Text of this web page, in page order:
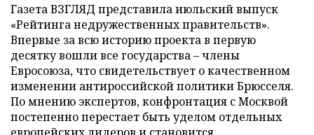
Газета ВЗГЛЯД представила июльский выпуск
«Рейтинга недружественных правительств».
Впервые за всю историю проекта в первую
десятку вошли все государства – члены
Евросоюза, что свидетельствует о качественном
изменении антироссийской политики Брюсселя.
По мнению экспертов, конфронтация с Москвой
постепенно перестает быть уделом отдельных